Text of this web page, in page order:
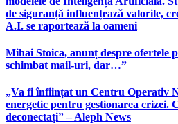
de siguranță influențează valorile,
A.I. se raportează la oameni
Mihai Stoica, anunț despre ofertele
schimbat mail-uri, dar…”
„Va fi înființat un Centru Operativ
energetic pentru gestionarea crizei.
deconectați” – Aleph News